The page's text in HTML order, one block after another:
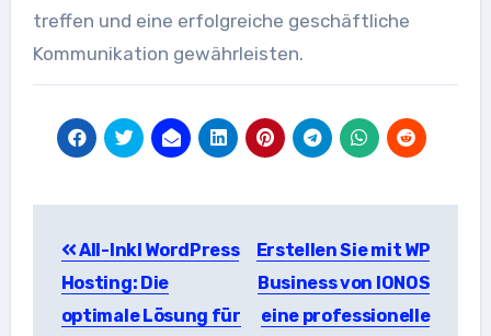
treffen und eine erfolgreiche geschäftliche
Kommunikation gewährleisten.
All-Inkl WordPress
Hosting: Die
optimale Lösung für
Erstellen Sie mit WP
Business von IONOS
eine professionelle